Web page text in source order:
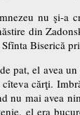
nu şi-a
din
Biserică
pat, el avea
cărţi.
nu mai avea
el era